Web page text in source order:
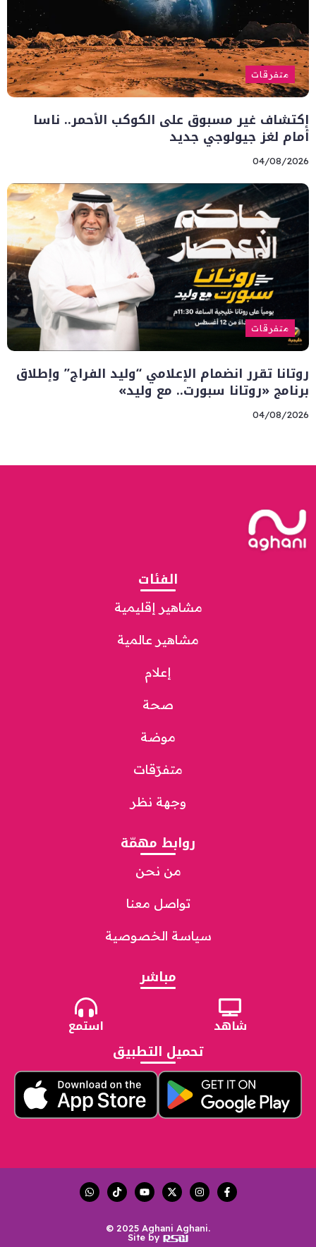
متفرقات
إكتشاف غير مسبوق على الكوكب الأحمر.. ناسا
أمام لغز جيولوجي جديد
04/08/2026
متفرقات
روتانا تقرر انضمام الإعلامي “وليد الفراج” وإطلاق
برنامج «روتانا سبورت.. مع وليد»
04/08/2026
الفئات
مشاهير إقليمية
مشاهير عالمية
إعلام
صحة
موضة
متفرّقات
وجهة نظر
روابط مهمّة
من نحن
تواصل معنا
سياسة الخصوصية
مباشر
شاهد استمع
تحميل التطبيق
© 2025 Aghani Aghani.
Site by